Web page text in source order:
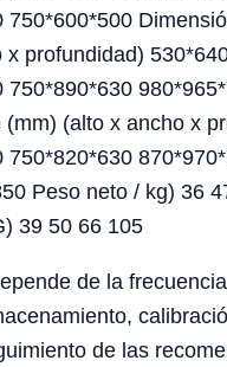
750*600*500
x profundidad)
750*890*630
(mm) (alto x ancho x
750*820*630
Peso neto / kg) 36
39 50 66 105
de la
de las